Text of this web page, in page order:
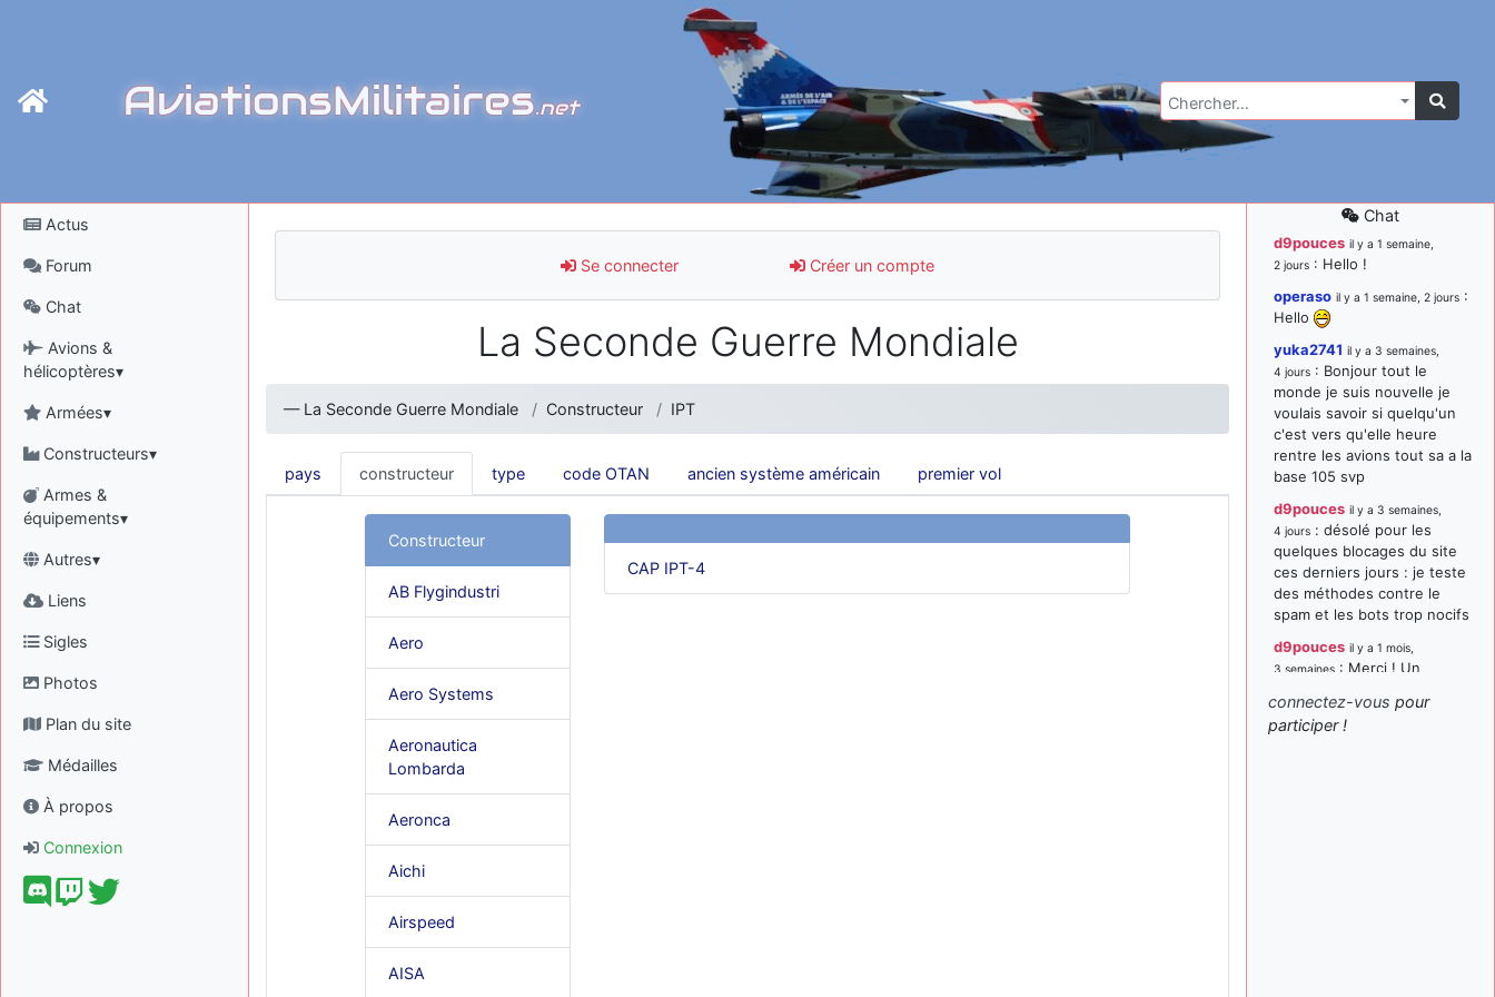
AviationsMilitaires.net Chercher…
Actus
Forum
Chat
Avions &
hélicoptères▾
Armées▾
Constructeurs▾
Armes &
équipements▾
Autres▾
Liens
Sigles
Photos
Plan du site
Médailles
À propos
Connexion
Se connecter Créer un compte
La Seconde Guerre Mondiale
— La Seconde Guerre Mondiale Constructeur IPT
pays constructeur type code OTAN ancien système américain premier vol
Constructeur
AB Flygindustri
Aero
Aero Systems
Aeronautica
Lombarda
Aeronca
Aichi
Airspeed
AISA
CAP IPT-4
Chat
d9pouces il y a 1 semaine,
2 jours : Hello !
operaso il y a 1 semaine, 2 jours :
Hello
yuka2741 il y a 3 semaines,
4 jours : Bonjour tout le
monde je suis nouvelle je
voulais savoir si quelqu'un
c'est vers qu'elle heure
rentre les avions tout sa a la
base 105 svp
d9pouces il y a 3 semaines,
4 jours : désolé pour les
quelques blocages du site
ces derniers jours : je teste
des méthodes contre le
spam et les bots trop nocifs
d9pouces il y a 1 mois,
3 semaines : Merci ! Un
paxwax il y a 1 mois, 3 semaines
connectez-vous pour
participer !